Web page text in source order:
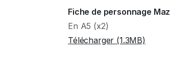
Fiche de personnage
En A5 (x2)
Télécharger (1.3MB)